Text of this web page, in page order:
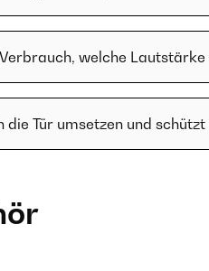
welche
die Tür umsetzen und